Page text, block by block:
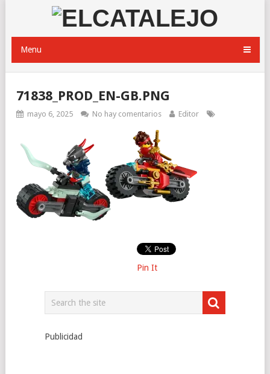
Menu
71838_PROD_EN-GB.PNG
mayo 6, 2025 No hay comentarios Editor
Pin It
Publicidad